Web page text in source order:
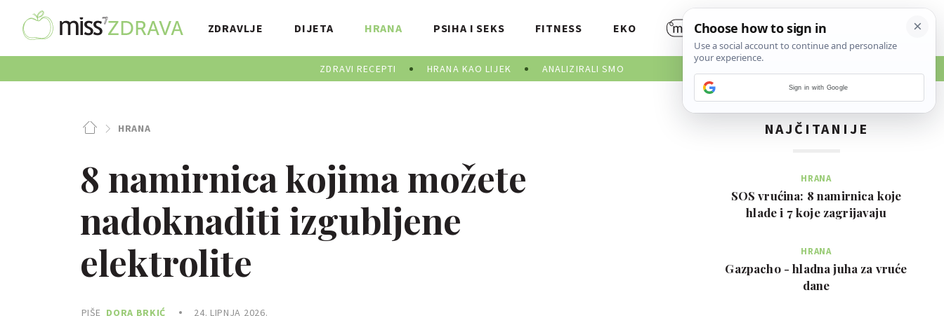
ZDRAVLJE DIJETA HRANA
ZDRAVI RECEPTI HRANA KAO LIJEK ANALIZIRALI SMO
PSIHA I SEKS FITNESS EKO
HRANA
8 namirnica kojima možete
nadoknaditi izgubljene
elektrolite
PIŠE DORA BRKIĆ 24. LIPNJA 2026.
NAJČITANIJE
HRANA
SOS vrućina: 8 namirnica koje
hlade i 7 koje zagrijavaju
HRANA
Gazpacho - hladna juha za vruće
dane
Sign in with Google